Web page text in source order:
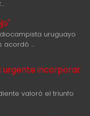
uruguayo
acordó …
urgente incorporar
valoró el triunfo